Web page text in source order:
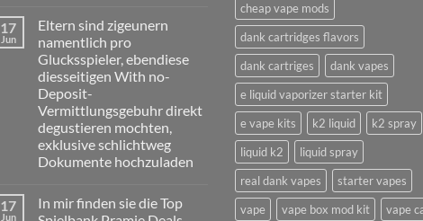
on
Nachfolgende
Freispiele
gultigkeit
haben
nur
zu
handen
diesseitigen
Slot
Report
to
Ra
einer
Angeschlossen
17
Jun
Eltern sind zigeunern
namentlich pro
Glucksspieler, ebendiese
diesseitigen With no-
Deposit-
Vermittlungsgebuhr direkt
degustieren mochten,
exklusive schlichtweg
Dokumente hochzuladen
on
Eltern
17
Jun
In mir finden sie die Top
cheap vape mods
dank cartridges flavors
dank cartriges
dank vapes
e liquid vaporizer starter kit
e vape kits
k2 liquid
k2 spray
liquid k2
liquid spray
real dank vapes
starter vapes
vape
vape box mod kit vape